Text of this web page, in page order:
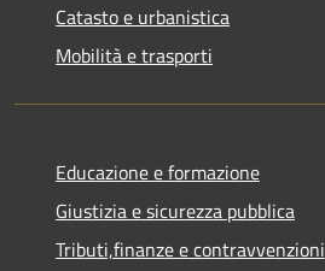
Catasto e urbanistica
Mobilità e trasporti
Educazione e formazione
Giustizia e sicurezza pubblica
Tributi,finanze e contravvenzioni